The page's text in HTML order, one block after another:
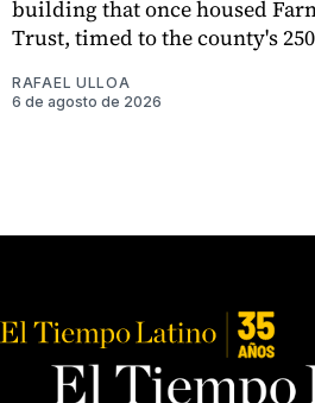
building that once housed
Trust, timed to the county's
RAFAEL ULLOA
6 de agosto de 2026